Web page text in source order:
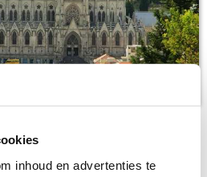
inhoud en advertenties te
eilanden